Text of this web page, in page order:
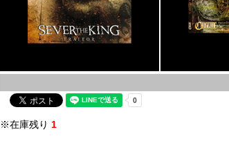
※在庫残り 1